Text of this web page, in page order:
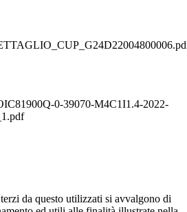
0-39070-M4C1I1.4-2022-
da questo utilizzati si avvalgono di